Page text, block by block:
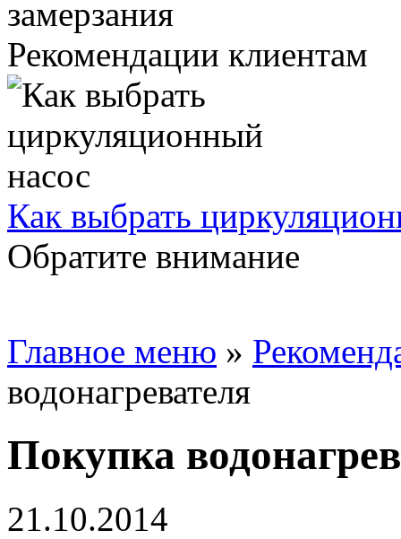
Рекомендации клиентам
Как выбрать
Обратите внимание
Главное меню »
водонагревателя
Покупка
21.10.2014